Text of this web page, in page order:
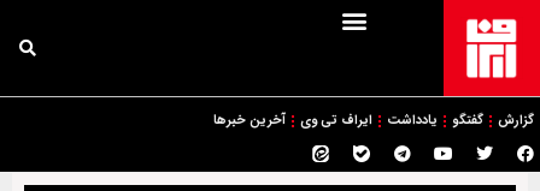
گزارش گفتگو یادداشت ایراف تی وی آخرین خبرها